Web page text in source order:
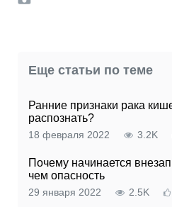
Еще статьи по теме
Ранние признаки рака
распознать?
18 февраля 2022 3.2K
Почему начинается
чем опасность
29 января 2022 2.5K